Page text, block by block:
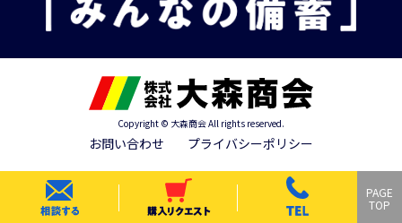
PAGE
TOP
Copyright © 大森商会 All rights reserved.
お問い合わせ プライバシーポリシー